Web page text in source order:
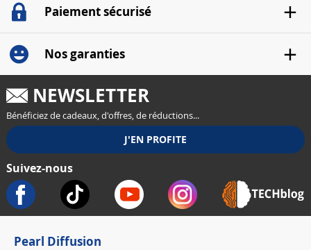
Paiement sécurisé
Nos garanties
NEWSLETTER
Bénéficiez de cadeaux, d'offres, de réductions...
Suivez-nous
Pearl Diffusion